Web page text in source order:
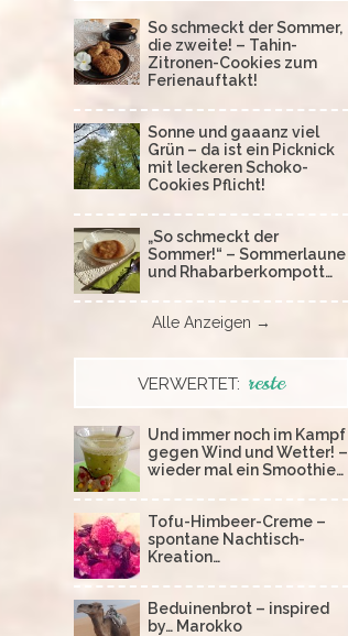
So schmeckt der Sommer,
die zweite! – Tahin-
Zitronen-Cookies zum
Ferienauftakt!
Sonne und gaaanz viel
Grün – da ist ein Picknick
mit leckeren Schoko-
Cookies Pflicht!
„So schmeckt der
Sommer!“ – Sommerlaune
und Rhabarberkompott…
Alle Anzeigen →
VERWERTET: reste
Und immer noch im Kampf
gegen Wind und Wetter! –
wieder mal ein Smoothie…
Tofu-Himbeer-Creme –
spontane Nachtisch-
Kreation…
Beduinenbrot – inspired
by… Marokko